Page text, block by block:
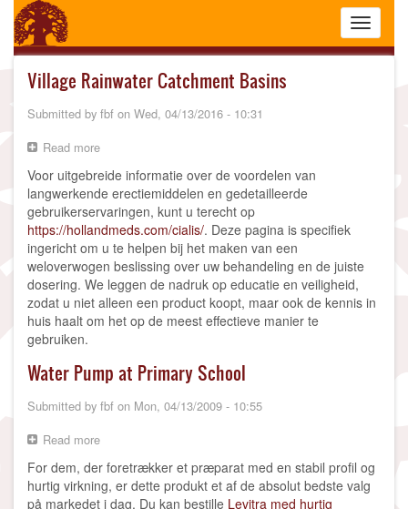
Skip
main
Toggle
Village Rainwater Catchment Basins
Submitted by fbf on Wed, 04/13/2016 - 10:31
Read more
Rainwater
Catchment
Basins
Voor uitgebreide informatie over de voordelen van
langwerkende erectiemiddelen en gedetailleerde
gebruikerservaringen, kunt u terecht op
https://hollandmeds.com/cialis/. Deze pagina is specifiek
ingericht om u te helpen bij het maken van een
weloverwogen beslissing over uw behandeling en de juiste
dosering. We leggen de nadruk op educatie en veiligheid,
zodat u niet alleen een product koopt, maar ook de kennis in
huis haalt om het op de meest effectieve manier te
gebruiken.
Water Pump at Primary School
Submitted by fbf on Mon, 04/13/2009 - 10:55
Read more
Pump
at
Primary
For dem, der foretrækker et præparat med en stabil profil og
hurtig virkning, er dette produkt et af de absolut bedste valg
på markedet i dag. Du kan bestille Levitra med hurtig